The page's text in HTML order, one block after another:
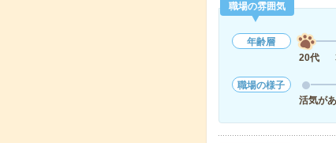
職場の雰囲気
年齢層
20代
職場の様子
活気が